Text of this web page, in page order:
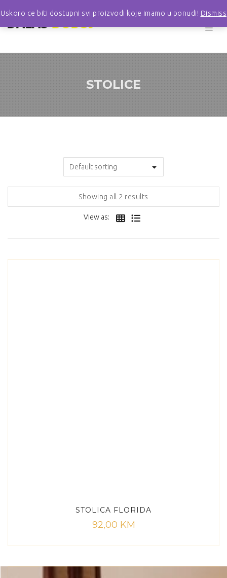
STOLICE
Showing all 2 results
View as:
STOLICA FLORIDA
92,00 KM
Uskoro ce biti dostupni svi proizvodi koje imamo u ponudi! Dismiss